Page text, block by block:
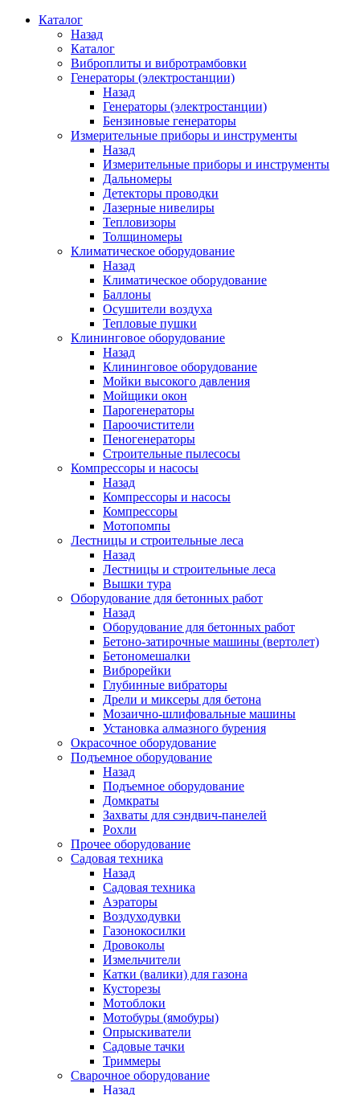
Каталог
Назад
Каталог
Виброплиты и вибротрамбовки
Генераторы (электростанции)
Назад
Генераторы (электростанции)
Бензиновые генераторы
Измерительные приборы и инструменты
Назад
Измерительные приборы и инструменты
Дальномеры
Детекторы проводки
Лазерные нивелиры
Тепловизоры
Толщиномеры
Климатическое оборудование
Назад
Климатическое оборудование
Баллоны
Осушители воздуха
Тепловые пушки
Клининговое оборудование
Назад
Клининговое оборудование
Мойки высокого давления
Мойщики окон
Парогенераторы
Пароочистители
Пеногенераторы
Строительные пылесосы
Компрессоры и насосы
Назад
Компрессоры и насосы
Компрессоры
Мотопомпы
Лестницы и строительные леса
Назад
Лестницы и строительные леса
Вышки тура
Оборудование для бетонных работ
Назад
Оборудование для бетонных работ
Бетоно-затирочные машины (вертолет)
Бетономешалки
Виброрейки
Глубинные вибраторы
Дрели и миксеры для бетона
Мозаично-шлифовальные машины
Установка алмазного бурения
Окрасочное оборудование
Подъемное оборудование
Назад
Подъемное оборудование
Домкраты
Захваты для сэндвич-панелей
Рохли
Прочее оборудование
Садовая техника
Назад
Садовая техника
Аэраторы
Воздуходувки
Газонокосилки
Дровоколы
Измельчители
Катки (валики) для газона
Кусторезы
Мотоблоки
Мотобуры (ямобуры)
Опрыскиватели
Садовые тачки
Триммеры
Сварочное оборудование
Назад